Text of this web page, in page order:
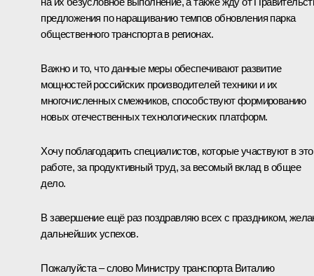
предложения по наращиванию темпов обновления парка
общественного транспорта в регионах.
Важно и то, что данные меры обеспечивают развитие
мощностей российских производителей техники и их
многочисленных смежников, способствуют формированию
новых отечественных технологических платформ.
Хочу поблагодарить специалистов, которые участвуют в
работе, за продуктивный труд, за весомый вклад в общее
дело.
В завершение ещё раз поздравляю всех с праздником,
дальнейших успехов.
Пожалуйста – слово Министру транспорта Виталию